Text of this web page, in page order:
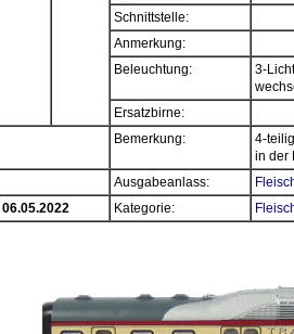
Schnittstelle:
Anmerkung:
Beleuchtung:
3-
Ersatzbirne:
Bemerkung:
4-
in der
Ausgabeanlass:
06.05.2022 Kategorie: